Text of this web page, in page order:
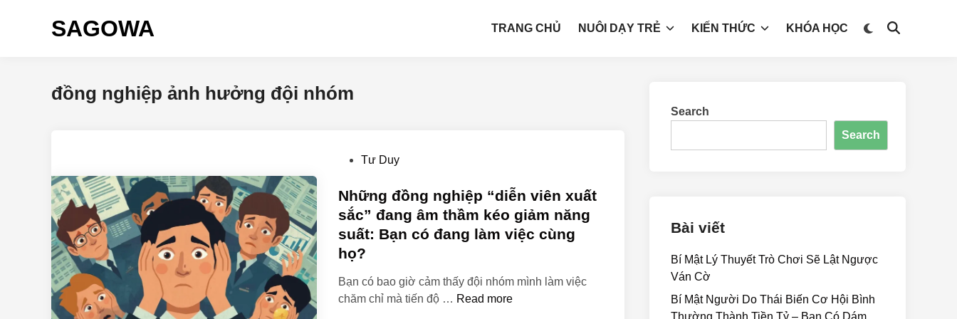
SAGOWA TRANG CHỦ NUÔI DẠY TRẺ KIẾN THỨC KHÓA HỌC
đồng nghiệp ảnh hưởng đội nhóm
Tư Duy
Những đồng nghiệp “diễn viên xuất
sắc” đang âm thầm kéo giảm năng
suất: Bạn có đang làm việc cùng
họ?
Bạn có bao giờ cảm thấy đội nhóm mình làm việc
chăm chỉ mà tiến độ … Read more
Search
Search
Bài viết
Bí Mật Lý Thuyết Trò Chơi Sẽ Lật Ngược
Ván Cờ
Bí Mật Người Do Thái Biến Cơ Hội Bình
Thường Thành Tiền Tỷ – Bạn Có Dám